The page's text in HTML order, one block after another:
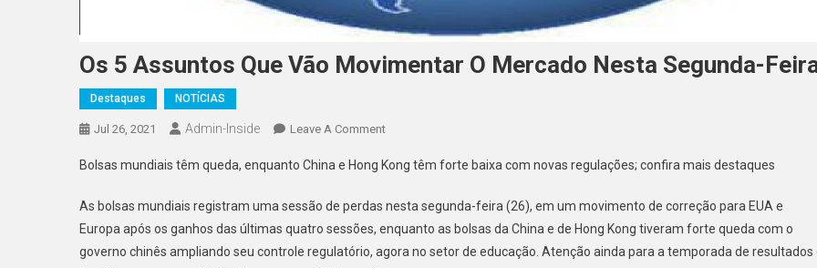
Os 5 Assuntos Que Vão Movimentar O Mercado Nesta Segunda-
Destaques NOTÍCIAS
Jul 26, 2021 Admin-Inside Leave A CommentOn
5
Que
Vão
Movimentar
Bolsas mundiais têm queda, enquanto China e Hong Kong têm forte baixa com novas regulações; confira mais destaques
As bolsas mundiais registram uma sessão de perdas nesta segunda-feira (26), em um movimento de correção para EUA e
Europa após os ganhos das últimas quatro sessões, enquanto as bolsas da China e de Hong Kong tiveram forte queda com o
governo chinês ampliando seu controle regulatório, agora no setor de educação. Atenção ainda para a temporada de resultados